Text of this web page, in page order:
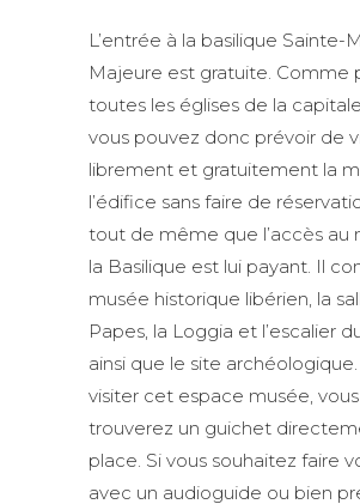
L’entrée à la basilique Sainte-
Majeure est gratuite. Comme
toutes les églises de la
vous pouvez donc prévoir de
librement et gratuitement la
l’édifice sans faire de
tout de même que l’accès au
la Basilique est lui payant. Il
musée historique libérien, la
Papes, la Loggia et l’escalier
ainsi que le site
visiter cet espace musée, vous
trouverez un guichet
place. Si vous souhaitez faire
avec un audioguide ou bien